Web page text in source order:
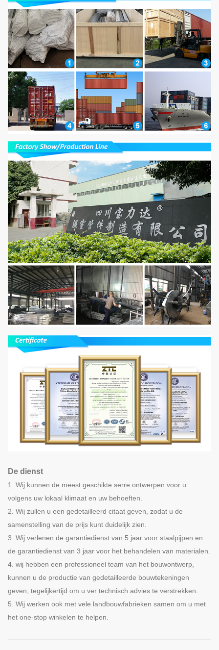
De dienst
1. Wij kunnen de meest geschikte serre ontwerpen voor u
volgens uw lokaal klimaat en uw behoeften.
2. Wij zullen u een gedetailleerd citaat geven, zodat u de
samenstelling van de prijs kunt duidelijk zien.
3. Wij verlenen de garantiedienst van 5 jaar voor staalpijpen en
de garantiedienst van 3 jaar voor het behandelen van materialen.
4. wij hebben een professioneel team van het bouwontwerp,
kunnen u de productie van gedetailleerde bouwtekeningen
geven, tegelijkertijd om u ver technisch advies te verstrekken.
5. Wij werken ook met vele landbouwfabrieken samen om u met
het one-stop winkelen te helpen.